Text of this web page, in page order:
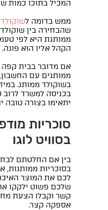
המכיל בתוכו כמות
ממש בדומה ל
שהבחירה בין
ממותגת היא לפי
הקהל אליו הוא פונה.
אם מדובר בבית
ממותגים עם החשבון,
בשוקולד ממותג.
בכניסה למשרד לרוב
יתאימו בצורה טובה
סוכריות
בסוויט לוגו
בין אם החלטתם
בסוכריות ממותגות,
לכם את המוצר
שלכם פשוט ילקקו
קשר וקבלו הצעת
אספקה קצר.